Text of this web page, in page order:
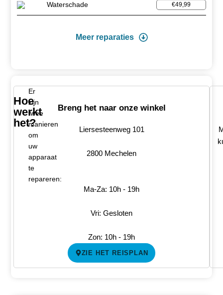
Waterschade €49,99
Meer reparaties
Hoe
werkt
het?
Er
zijn
twee
manieren
om
uw
apparaat
te
repareren:
Breng het naar onze winkel
Liersesteenweg 101
2800 Mechelen
Ma-Za: 10h - 19h
Vri: Gesloten
Zon: 10h - 19h
ZIE HET REISPLAN